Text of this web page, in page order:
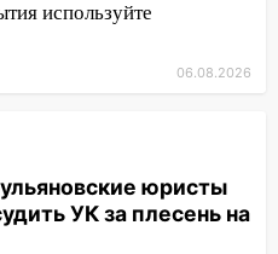
коршун
на улице
украли два
используйте
06.08.2026
юристы
УК за плесень на